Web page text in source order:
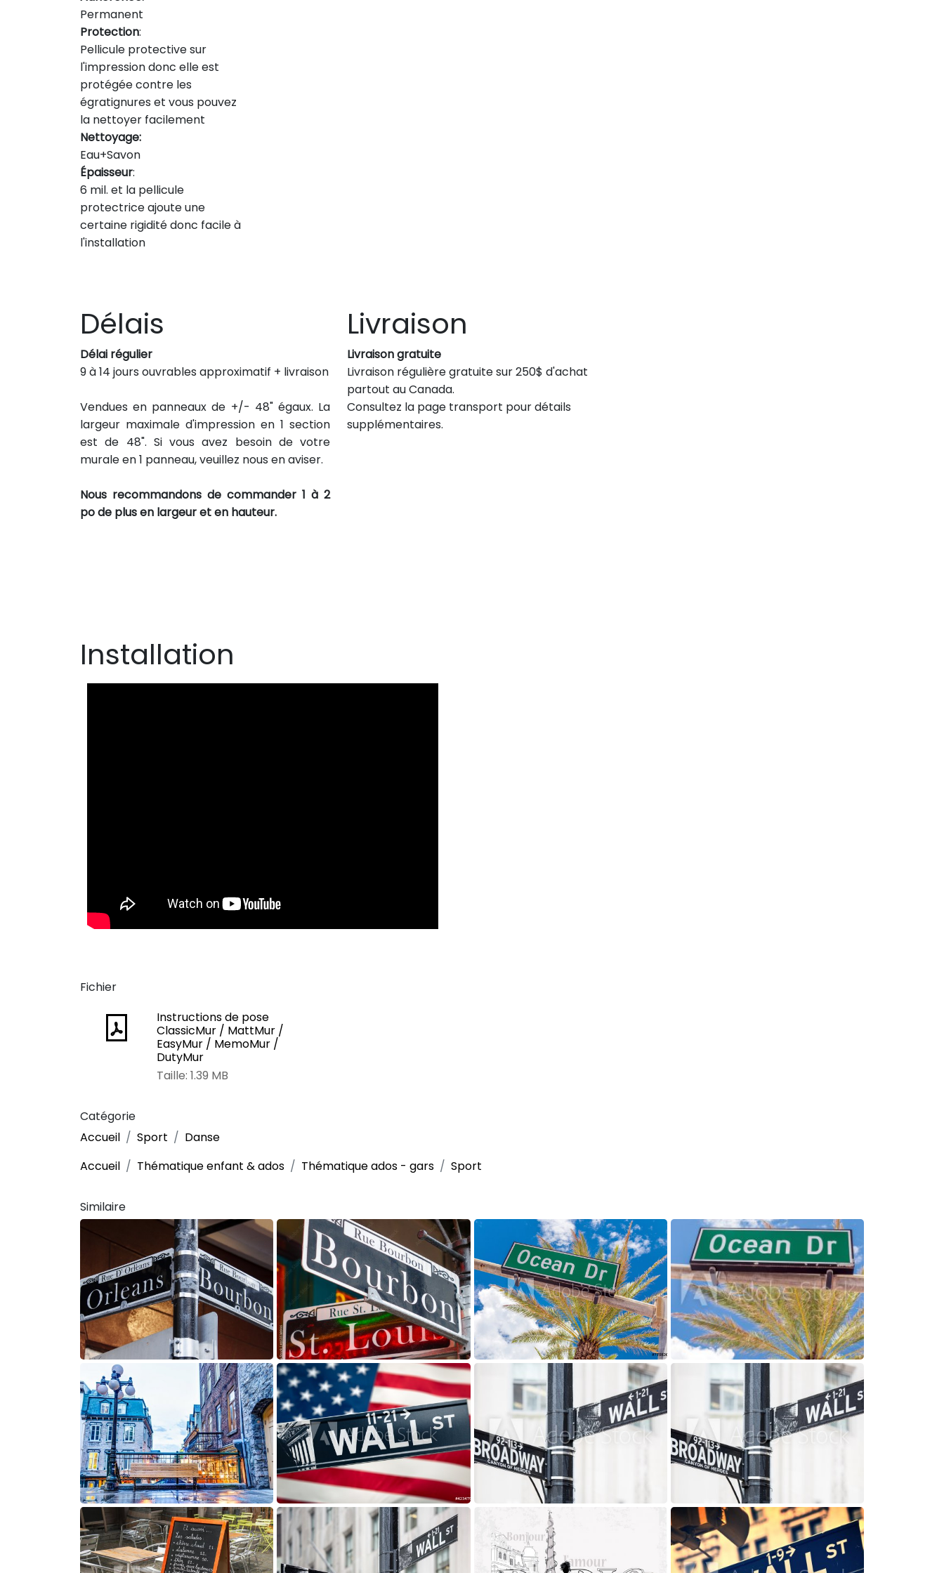
Permanent
Protection:
Pellicule protective sur
l'impression donc elle est
protégée contre les
égratignures et vous pouvez
la nettoyer facilement
Nettoyage:
Eau+Savon
Épaisseur:
6 mil. et la pellicule
protectrice ajoute une
certaine rigidité donc facile à
l'installation
Délais
Délai régulier
9 à 14 jours ouvrables approximatif + livraison
Vendues en panneaux de +/- 48" égaux. La
largeur maximale d'impression en 1 section
est de 48". Si vous avez besoin de votre
murale en 1 panneau, veuillez nous en aviser.
Nous recommandons de commander 1 à 2
po de plus en largeur et en hauteur.
Livraison
Livraison gratuite
Livraison régulière gratuite sur 250$ d'achat
partout au Canada.
Consultez la page transport pour détails
supplémentaires.
Installation
Fichier
Instructions de pose
ClassicMur / MattMur /
EasyMur / MemoMur /
DutyMur
Taille: 1.39 MB
Catégorie
Accueil
Sport
Danse
Accueil
Thématique enfant & ados Thématique ados - gars Sport
Similaire